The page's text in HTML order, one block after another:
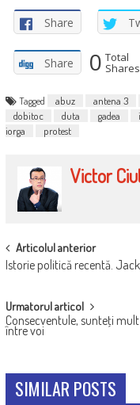
Share
Share 0 Total
Shares
Tagged abuz antena 3
dobitoc
duta gadea
iorga
protest
Victor
POST
NAVIGATION
Articolul anterior
Istorie politică recentă.
Urmatorul articol
Consecventule, sunteţi
între voi
SIMILAR POSTS